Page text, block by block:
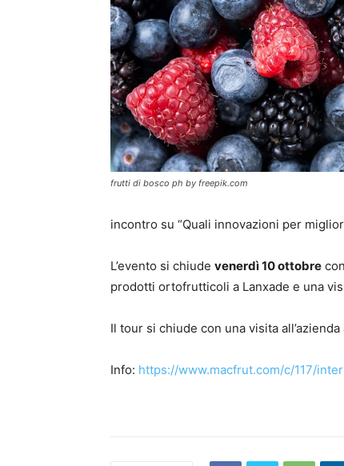
frutti di bosco ph by freepik.com
incontro su “Quali innovazioni per
L’evento si chiude venerdì 10 ottobre
prodotti ortofrutticoli a Lanxade e una
Il tour si chiude con una visita
Info: https://www.macfrut.com/c/117/